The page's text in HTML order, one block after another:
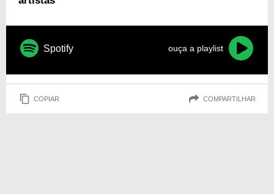
Spotify ouça a playlist
COPIAR COMPARTILHAR